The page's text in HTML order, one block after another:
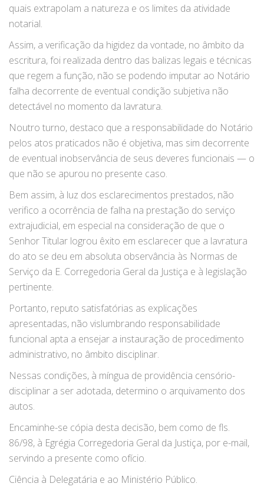
quais extrapolam a natureza e os limites da atividade
notarial.
Assim, a verificação da higidez da vontade, no âmbito da
escritura, foi realizada dentro das balizas legais e técnicas
que regem a função, não se podendo imputar ao Notário
falha decorrente de eventual condição subjetiva não
detectável no momento da lavratura.
Noutro turno, destaco que a responsabilidade do Notário
pelos atos praticados não é objetiva, mas sim decorrente
de eventual inobservância de seus deveres funcionais — o
que não se apurou no presente caso.
Bem assim, à luz dos esclarecimentos prestados, não
verifico a ocorrência de falha na prestação do serviço
extrajudicial, em especial na consideração de que o
Senhor Titular logrou êxito em esclarecer que a lavratura
do ato se deu em absoluta observância às Normas de
Serviço da E. Corregedoria Geral da Justiça e à legislação
pertinente.
Portanto, reputo satisfatórias as explicações
apresentadas, não vislumbrando responsabilidade
funcional apta a ensejar a instauração de procedimento
administrativo, no âmbito disciplinar.
Nessas condições, à míngua de providência censório-
disciplinar a ser adotada, determino o arquivamento dos
autos.
Encaminhe-se cópia desta decisão, bem como de fls.
86/98, à Egrégia Corregedoria Geral da Justiça, por e-mail,
servindo a presente como ofício.
Ciência à Delegatária e ao Ministério Público.